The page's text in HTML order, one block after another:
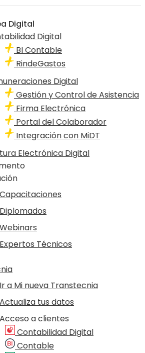
Digital
Digital
BI Contable
RindeGastos
Digital
Gestión y Control de Asistencia
Firma Electrónica
Portal del Colaborador
Integración con MiDT
Electrónica Digital
Capacitaciones
Diplomados
Webinars
Expertos Técnicos
Ir a Mi nueva Transtecnia
Actualiza tus datos
Acceso a clientes
Contabilidad Digital
Contable